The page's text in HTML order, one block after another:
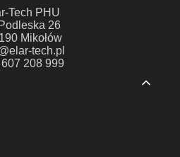
Tech PHU
26
Mikołów
tech.pl
208 999